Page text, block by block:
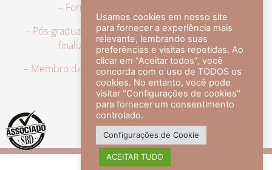
– Formação em Medicina pela UFRJ.
– Pós-graduação em Dermatologia pela UFRJ, tendo
finalizado a especialização em 2007.
– Membro da Sociedade Brasileira de Dermatologia,
com título de especialista.
veja mais +
Usamos cookies em nosso site
para fornecer a experiência mais
relevante, lembrando suas
preferências e visitas repetidas. Ao
clicar em “Aceitar todos”, você
concorda com o uso de TODOS os
cookies. No entanto, você pode
visitar "Configurações de cookies"
para fornecer um consentimento
controlado.
Configurações de Cookie
ACEITAR TUDO